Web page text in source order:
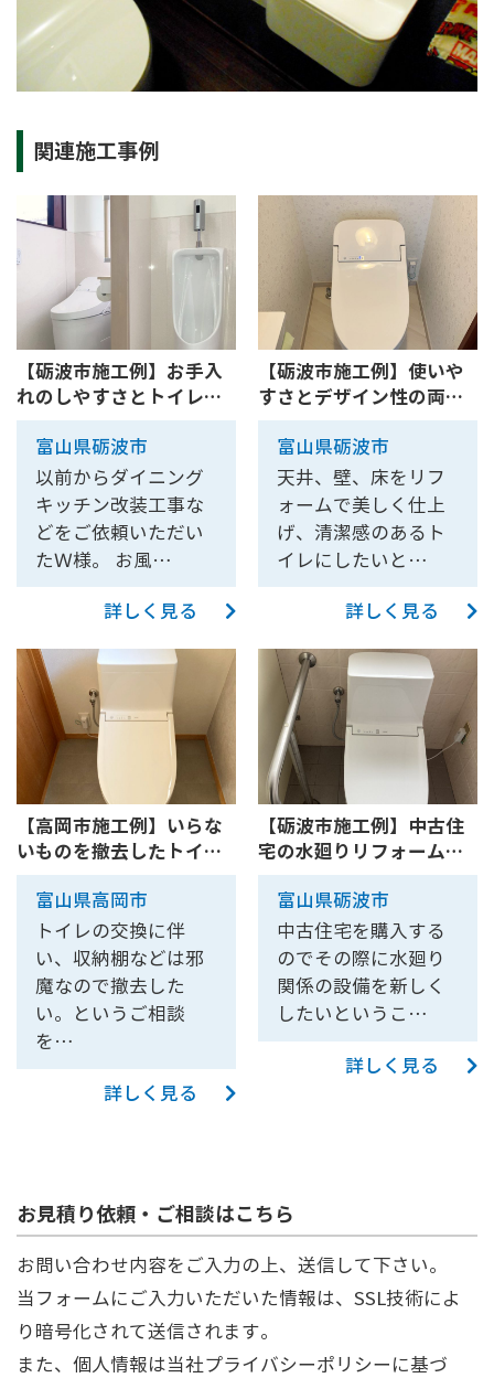
関連施工事例
【砺波市施工例】お手入
れのしやすさとトイレ内
収納...
富山県砺波市
以前からダイニング
キッチン改装工事な
どをご依頼いただい
たＷ様。 お風…
詳しく見る
【砺波市施工例】使いや
すさとデザイン性の両
立！ま...
富山県砺波市
天井、壁、床をリフ
ォームで美しく仕上
げ、清潔感のあるト
イレにしたいと…
詳しく見る
【高岡市施工例】いらな
いものを撤去したトイレ
全体...
富山県高岡市
トイレの交換に伴
い、収納棚などは邪
魔なので撤去した
い。というご相談
を…
詳しく見る
【砺波市施工例】中古住
宅の水廻りリフォーム～
トイ...
富山県砺波市
中古住宅を購入する
のでその際に水廻り
関係の設備を新しく
したいというこ…
詳しく見る
お見積り依頼・ご相談はこちら
お問い合わせ内容をご入力の上、送信して下さい。
当フォームにご入力いただいた情報は、SSL技術によ
り暗号化されて送信されます。
また、個人情報は当社プライバシーポリシーに基づ